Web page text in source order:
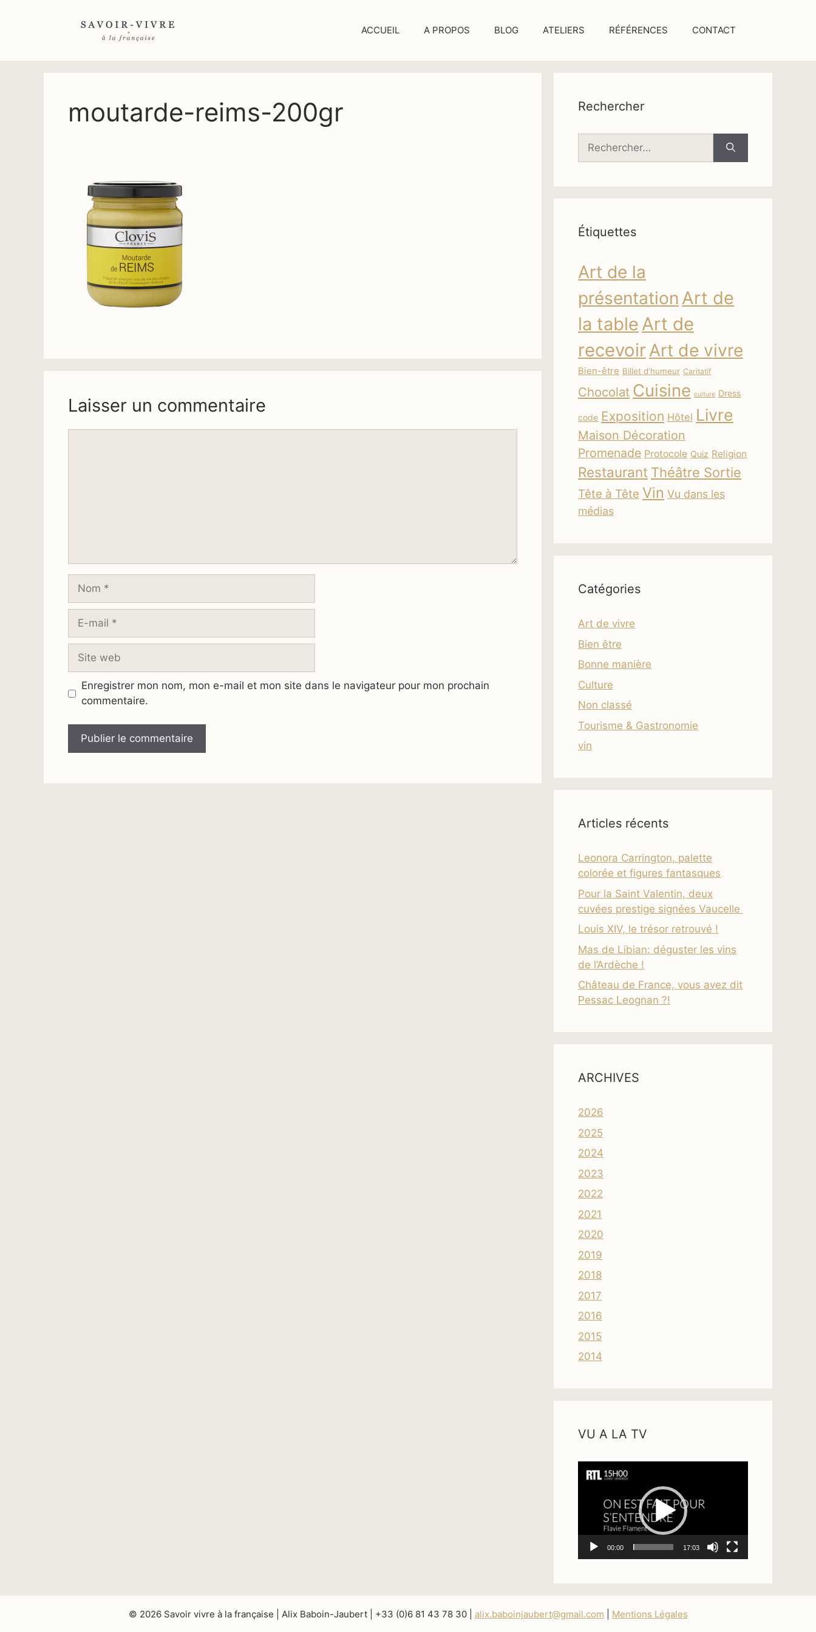
ACCUEIL A PROPOS BLOG ATELIERS RÉFÉRENCES CONTACT
moutarde-reims-200gr
Laisser un commentaire
Nom
Site
Enregistrer mon nom, mon e-mail et mon site dans le navigateur pour mon prochain
commentaire.
Rechercher
Rechercher :
Étiquettes
Art de la
présentation Art de
la table Art de
recevoirArt de vivre
Bien-être Billet d'humeur Caritatif
Chocolat Cuisine culture Dress
code Exposition Hôtel Livre
Maison Décoration
Promenade Protocole Quiz Religion
Restaurant Théâtre Sortie
Tête à Tête Vin Vu dans les
médias
Catégories
Art de vivre
Bien être
Bonne manière
Culture
Non classé
Tourisme & Gastronomie
vin
Articles récents
Leonora Carrington, palette
colorée et figures fantasques
Pour la Saint Valentin, deux
cuvées prestige signées Vaucelle
Louis XIV, le trésor retrouvé !
Mas de Libian: déguster les vins
de l’Ardèche !
Château de France, vous avez dit
Pessac Leognan ?!
ARCHIVES
2026
2025
2024
2023
2022
2021
2020
2019
2018
2017
2016
2015
2014
VU A LA TV
Lecteur
vidéo
00:00 17:03
© 2026 Savoir vivre à la française | Alix Baboin-Jaubert | +33 (0)6 81 43 78 30 | alix.baboinjaubert@gmail.com Mentions Légales